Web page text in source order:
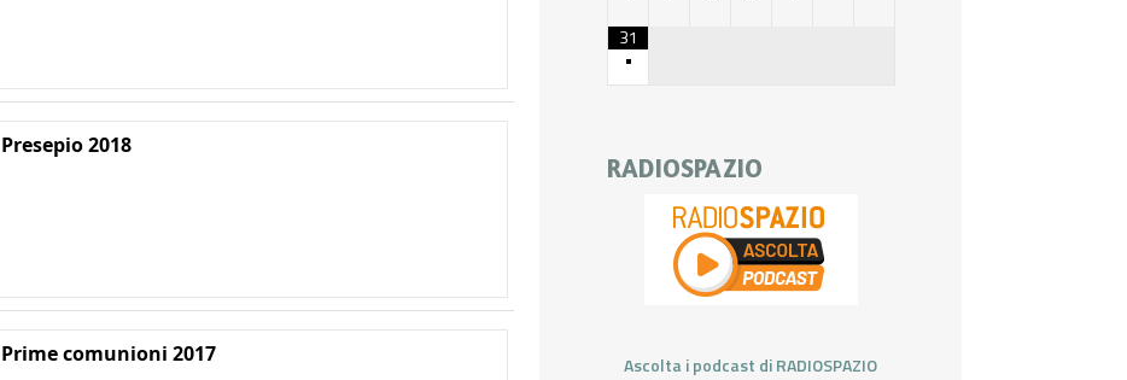
Presepio 2018
Prime comunioni 2017
31
•
RADIOSPAZIO
Ascolta i podcast di RADIOSPAZIO